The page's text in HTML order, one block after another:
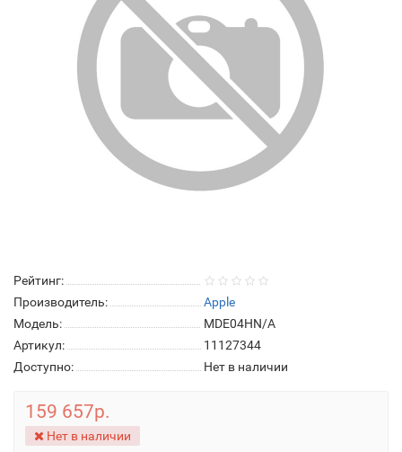
Рейтинг:
Производитель:
Apple
Модель:
MDE04HN/A
Артикул:
11127344
Доступно:
Нет в наличии
159 657р.
Нет в наличии